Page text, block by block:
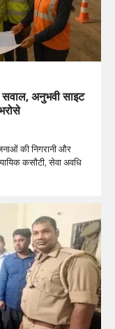
सवाल, अनुभवी साइट
की निगरानी और
कसौटी, सेवा अवधि